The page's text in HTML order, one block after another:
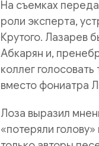
На съемках
роли эксперта,
Крутого. Лазарев
Абкарян и,
коллег
вместо фониатра
Лоза выразил
«потеряли